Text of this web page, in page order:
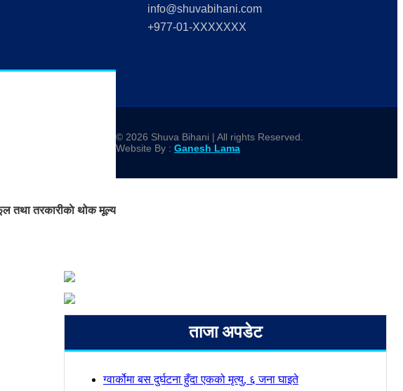
तरकारीकाे थोक मूल्य
ताजा अपडेट
ग्वार्कोमा बस दुर्घटना हुँदा एकको मृत्यु, ६ जना घाइते
info@shuvabihani.com
+977-01-XXXXXXX
© 2026 Shuva Bihani | All rights Reserved.
Website By : Ganesh Lama